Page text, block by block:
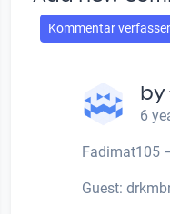
Kommentar
by
6
Fadimat105
Guest: